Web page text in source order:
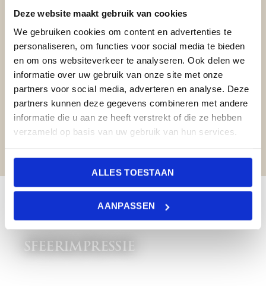
Deze website maakt gebruik van cookies
We gebruiken cookies om content en advertenties te
personaliseren, om functies voor social media te bieden
en om ons websiteverkeer te analyseren. Ook delen we
informatie over uw gebruik van onze site met onze
partners voor social media, adverteren en analyse. Deze
partners kunnen deze gegevens combineren met andere
informatie die u aan ze heeft verstrekt of die ze hebben
verzameld op basis van uw gebruik van hun services.
ALLES TOESTAAN
AANPASSEN
HEERLIJK DINER IN DE
RIDDERZAAL. MOOIE
RUIMTE, VRIENDELIJK
PERSONEEL EN HET ETEN
WAS TOP!
TAMARA SCHIPPER
SFEERIMPRESSIE